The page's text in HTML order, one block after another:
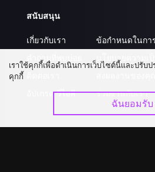
สนับสนุน
เกี่ยวกับเรา
คำถามที่พบบ่อย
อัปเกรด วีไอพี
ข้อกำหนดในกา
นโยบายความเ
ร่วมงานกับเรา
เราใช้คุกกี้เพื่อดำเนินการเว็บไซต์นี้และปรับ
คุกกี้
ฉันยอมรับ